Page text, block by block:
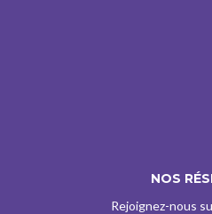
NOS
Rejoignez-nous